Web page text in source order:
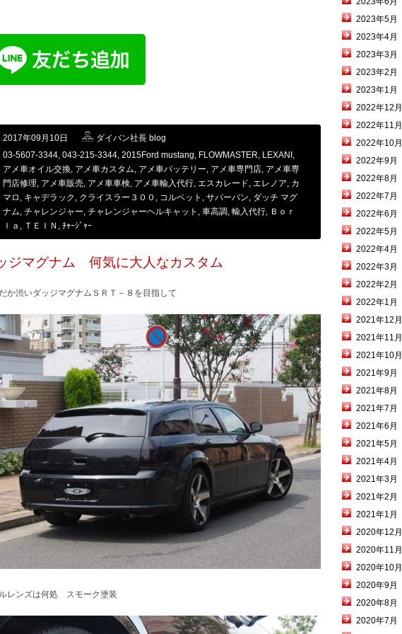
2017年09月10日
ダイバン社長 blog
03-5607-3344, 043-215-3344, 2015Ford mustang, FLOWMASTER, LEXANI ,
アメ車オイル交換, アメ車カスタム, アメ車バッテリー, アメ車専門店, アメ車専
門店修理, アメ車販売, アメ車車検, アメ車輸入代行, エスカレード, エレノア, カ
マロ , キャデラック , クライスラー３００ , コルベット , サバーバン, ダッチ マグ
ナム, チャレンジャー, チャレンジャーヘルキャット , 車高調 , 輸入代行, Ｂｏｒ
ｌａ , ＴＥＩＮ , ﾁｬｰｼﾞｬｰ
ジマグナム 何気に大人なカスタム
か渋いダッジマグナムＳＲＴ－８を目指して
レンズは何処 スモーク塗装
2023年5月
2023年4月
2023年3月
2023年2月
2023年1月
2022年12月
2022年11月
2022年10月
2022年9月
2022年8月
2022年7月
2022年6月
2022年5月
2022年4月
2022年3月
2022年2月
2022年1月
2021年12月
2021年11月
2021年10月
2021年9月
2021年8月
2021年7月
2021年6月
2021年5月
2021年4月
2021年3月
2021年2月
2021年1月
2020年12月
2020年11月
2020年10月
2020年9月
2020年8月
2020年7月